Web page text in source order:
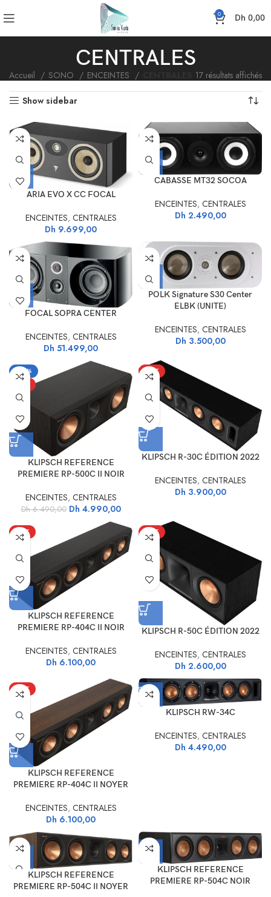
0 Dh 0,00
CENTRALES
Accueil SONO ENCEINTES 17 résultats affichés
Show sidebar
ARIA EVO X CC FOCAL
ENCEINTES, CENTRALES
Dh 9.699,00
CABASSE MT32 SOCOA
ENCEINTES, CENTRALES
Dh 2.490,00
FOCAL SOPRA CENTER
ENCEINTES, CENTRALES
Dh 51.499,00
POLK Signature S30 Center
ELBK (UNITE)
ENCEINTES, CENTRALES
Dh 3.500,00
-23%
KLIPSCH REFERENCE
PREMIERE RP-500C II NOIR
ENCEINTES, CENTRALES
Dh6.490,00 Dh 4.990,00
HOT
KLIPSCH R-30C ÉDITION 2022
ENCEINTES, CENTRALES
Dh 3.900,00
HOT
KLIPSCH REFERENCE
PREMIERE RP-404C II NOIR
ENCEINTES, CENTRALES
Dh 6.100,00
HOT
KLIPSCH R-50C ÉDITION 2022
ENCEINTES, CENTRALES
Dh 2.600,00
HOT
KLIPSCH REFERENCE
PREMIERE RP-404C II NOYER
ENCEINTES, CENTRALES
Dh 6.100,00
KLIPSCH RW-34C
ENCEINTES, CENTRALES
Dh 4.490,00
KLIPSCH REFERENCE
PREMIERE RP-504C II NOYER
KLIPSCH REFERENCE
PREMIERE RP-504C NOIR